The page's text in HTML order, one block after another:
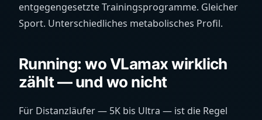
entgegengesetzte Trainingsprogramme. Gleicher
Sport. Unterschiedliches metabolisches Profil.
Running: wo VLamax wirklich
zählt — und wo nicht
Für Distanzläufer — 5K bis Ultra — ist die Regel